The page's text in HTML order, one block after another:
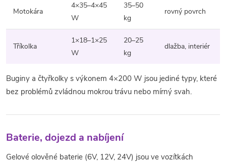
Motokára
4×35–4×45
W
35–50
kg
rovný povrch
Tříkolka
1×18–1×25
W
20–25
kg
dlažba, interiér
Buginy a čtyřkolky s výkonem 4×200 W jsou jediné typy, které
bez problémů zvládnou mokrou trávu nebo mírný svah.
Baterie, dojezd a nabíjení
Gelové olověné baterie (6V, 12V, 24V) jsou ve vozítkách